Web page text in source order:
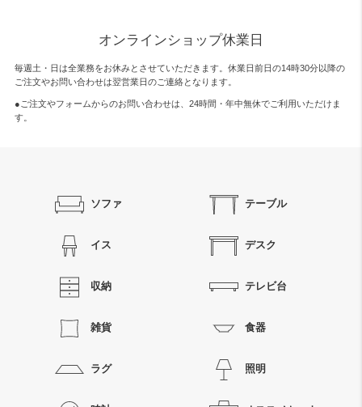
オンラインショップ休業日
毎週土・日は全業務をお休みとさせていただきます。休業日前日の14時30分以降の
ご注文やお問い合わせは翌営業日のご連絡となります。
●ご注文やフォームからのお問い合わせは、 24時間・年中無休でご利用いただけま
す。
ソファ テーブル
イス デスク
収納 テレビ台
雑貨 食器
ラグ 照明